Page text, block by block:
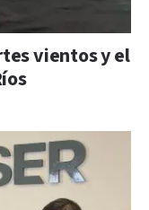
vientos y el